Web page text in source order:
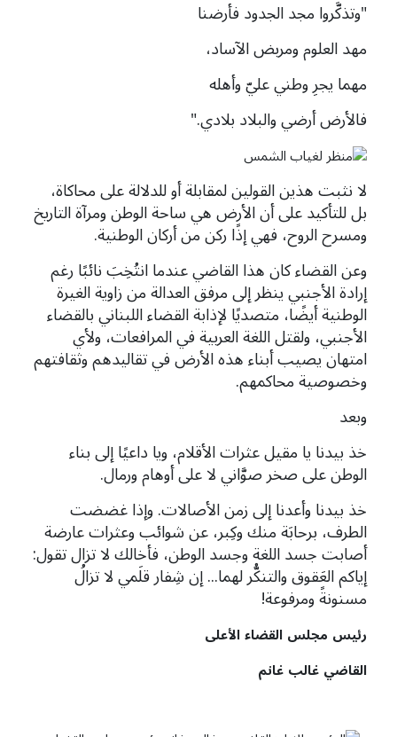
"وتذكَّروا مجد الجدود فأرضنا
مهد العلوم ومربض الآساد،
مهما يجرِ وطني عليّ وأهله
فالأرض أرضي والبلاد بلادي."
لا نثبت هذين القولين لمقابلة أو للدلالة على محاكاة،
بل للتأكيد على أن الأرض هي ساحة الوطن ومرآة التاريخ
ومسرح الروح، فهي إذًا ركن من أركان الوطنية.
وعن القضاء كان هذا القاضي عندما انتُخِبَ نائبًا رغم
إرادة الأجنبي ينظر إلى مرفق العدالة من زاوية الغيرة
الوطنية أيضًا، متصديًا لإذابة القضاء اللبناني بالقضاء
الأجنبي، ولقتل اللغة العربية في المرافعات، ولأي
امتهان يصيب أبناء هذه الأرض في تقاليدهم وثقافتهم
وخصوصيةمحاكمهم.
وبعد
خذ بيدنا يا مقيل عثرات الأقلام، ويا داعيًا إلى بناء
الوطن على صخر صوَّاني لا على أوهام ورمال.
خذ بيدنا وأعدنا إلى زمن الأصالات. وإذا غضضت
الطرف، برحابَة منك وكِبر، عن شوائب وعثرات عارضة
أصابت جسد اللغة وجسد الوطن، فأخالك لا تزال تقول:
إياكم العَقوق والتنكُّر لهما... إن شِفار قلَمي لا تزالُ
مسنونةً ومرفوعة!
رئيس مجلس القضاءالأعلى
القاضي غالب غانم